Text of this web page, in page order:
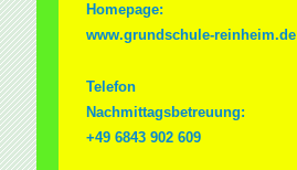
Homepage:
www.grundschule-reinheim.de
Telefon
Nachmittagsbetreuung:
+49 6843 902 609